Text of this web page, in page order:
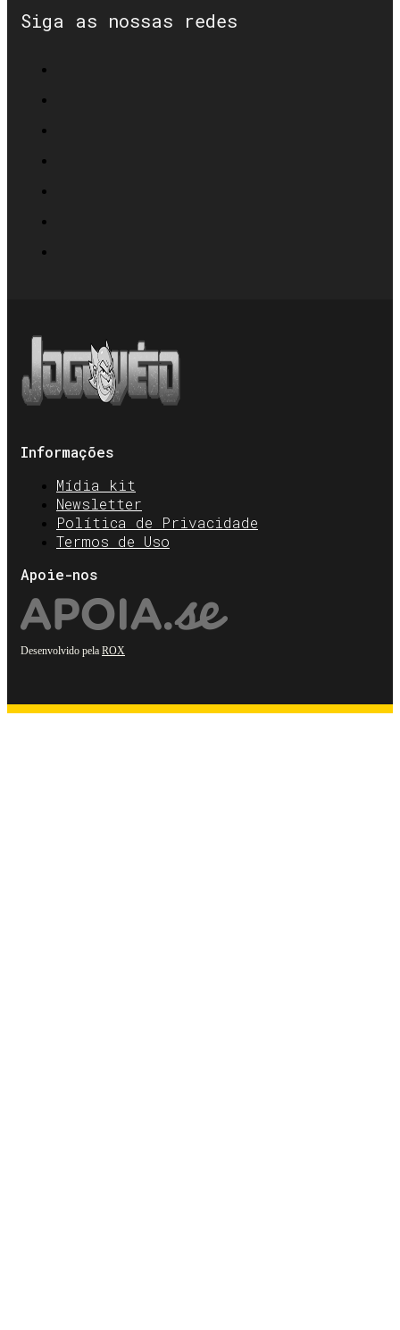
Siga as nossas redes
Informações
Mídia kit
Newsletter
Política de Privacidade
Termos de Uso
Apoie-nos
Desenvolvido pela ROX